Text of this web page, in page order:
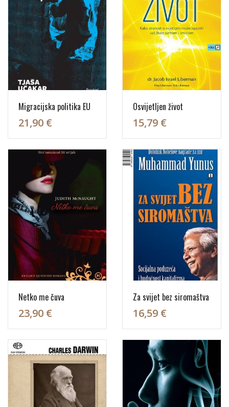
Migracijska politika EU
21,90 €
Osvijetljen život
15,79 €
Netko me čuva
23,90 €
Za svijet bez siromaštva
16,59 €